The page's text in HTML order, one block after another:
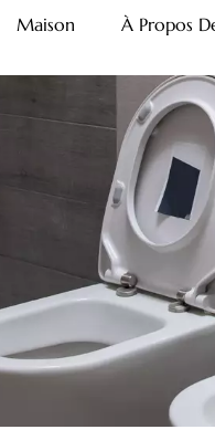
Maison À Propos